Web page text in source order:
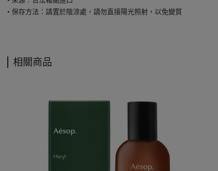
• 保存方法：請置於陰涼處，請勿直接陽光照射，以免變質
相關商品